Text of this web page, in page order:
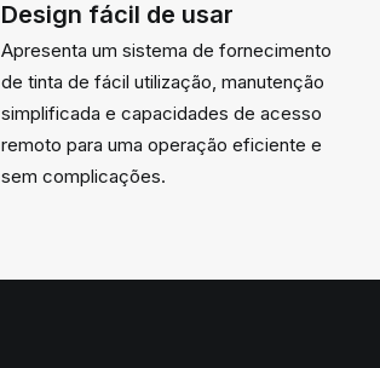
Design fácil de usar
Apresenta um sistema de fornecimento
de tinta de fácil utilização, manutenção
simplificada e capacidades de acesso
remoto para uma operação eficiente e
sem complicações.